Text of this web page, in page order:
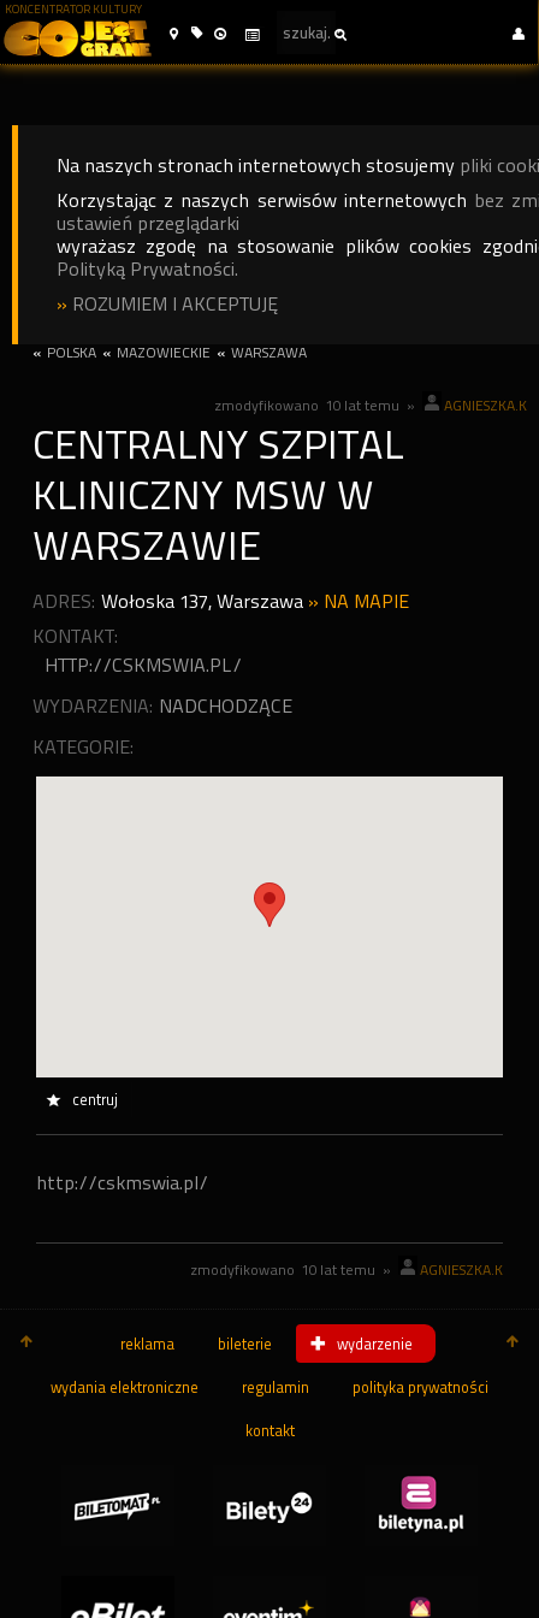
KONCENTRATOR KULTURY
Na naszych stronach internetowych stosujemy pliki
Korzystając z naszych serwisów internetowych bez
ustawień przeglądarki
wyrażasz zgodę na stosowanie plików cookies
Polityką Prywatności.
» ROZUMIEM I AKCEPTUJĘ
« POLSKA « MAZOWIECKIE « WARSZAWA
zmodyfikowano 10 lat temu » AGNIESZKA.K
CENTRALNY SZPITAL
KLINICZNY MSW W
WARSZAWIE
ADRES: Wołoska 137,Warszawa » NA MAPIE
KONTAKT:
HTTP://CSKMSWIA.PL/
WYDARZENIA: NADCHODZĄCE
KATEGORIE:
centruj
http://cskmswia.pl/
zmodyfikowano 10 lat temu » AGNIESZKA.K
reklama bileterie wydarzenie
wydania elektroniczne regulamin polityka prywatności
kontakt